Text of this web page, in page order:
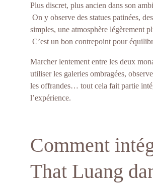
Plus discret, plus ancien dans son
simples, une atmosphère légèrement
C’est un bon contrepoint pour
Marcher lentement entre les deux
utiliser les galeries ombragées,
les offrandes… tout cela fait partie
l’expérience.
Comment
That Luang